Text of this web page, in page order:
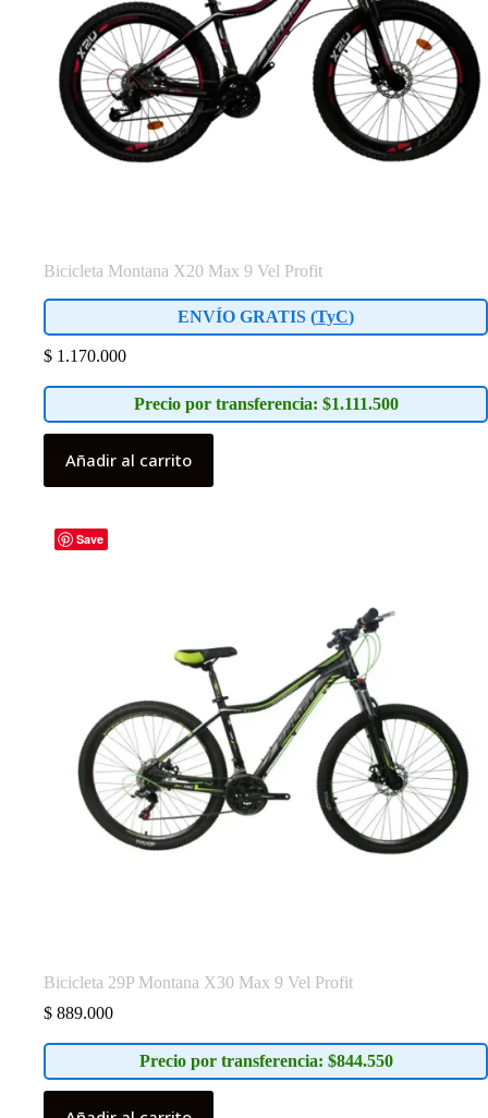
Bicicleta Montana X20 Max 9 Vel Profit
ENVÍO GRATIS (TyC)
$ 1.170.000
Precio por transferencia: $1.111.500
Añadir al carrito
Save
Bicicleta 29P Montana X30 Max 9 Vel Profit
$ 889.000
Precio por transferencia: $844.550